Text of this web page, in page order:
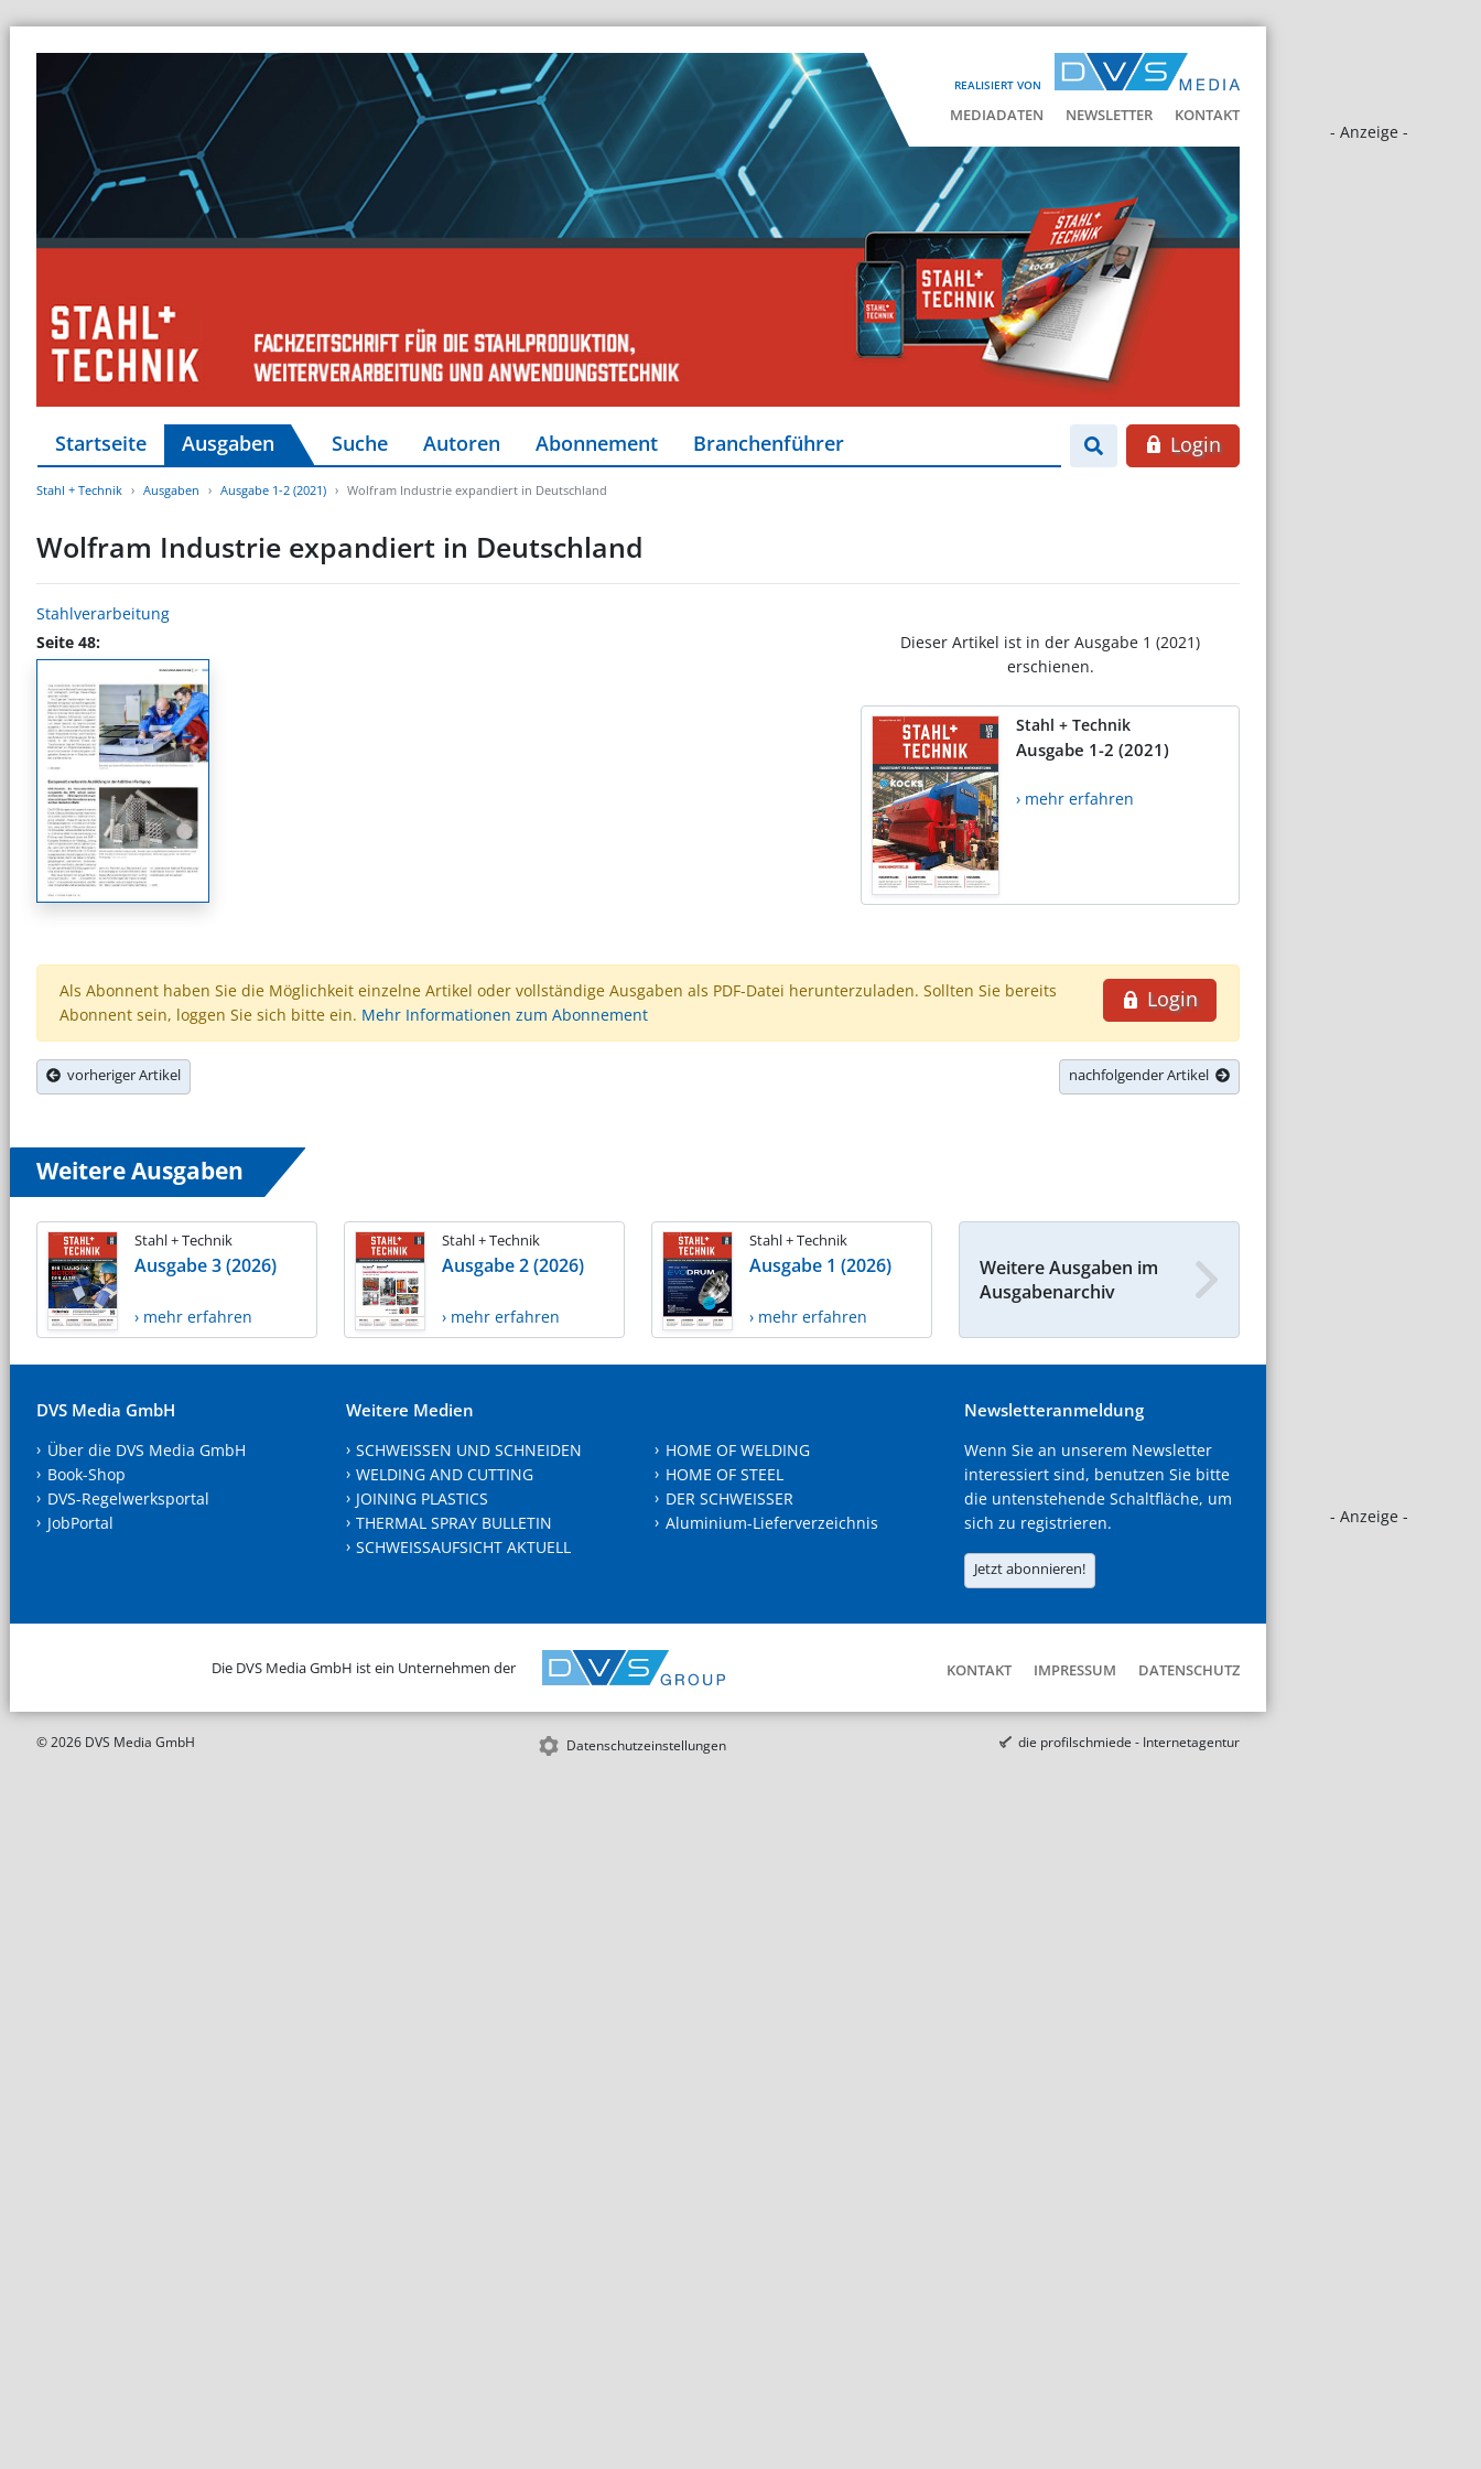
REALISIERT VON
MEDIADATEN NEWSLETTER KONTAKT
- Anzeige -
- Anzeige -
Startseite Ausgaben Suche Autoren Abonnement Branchenführer Login
Stahl + Technik Ausgaben Ausgabe 1-2 (2021) Wolfram Industrie expandiert in Deutschland
Wolfram Industrie expandiert in Deutschland
Stahlverarbeitung
Seite 48:
Dieser Artikel ist in der Ausgabe 1 (2021)
erschienen.
Stahl + Technik
Ausgabe 1-2 (2021)
› mehr erfahren
Login
Als Abonnent haben Sie die Möglichkeit einzelne Artikel oder vollständige Ausgaben als PDF-Datei herunterzuladen. Sollten Sie bereits
Abonnent sein, loggen Sie sich bitte ein. Mehr Informationen zum Abonnement
vorheriger Artikel nachfolgender Artikel
Weitere Ausgaben
Stahl + Technik
Ausgabe 3 (2026)
› mehr erfahren
Stahl + Technik
Ausgabe 2 (2026)
› mehr erfahren
Stahl + Technik
Ausgabe 1 (2026)
› mehr erfahren
Weitere Ausgaben im
Ausgabenarchiv
DVS Media GmbH
Über die DVS Media GmbH
Book-Shop
DVS-Regelwerksportal
JobPortal
Weitere Medien
SCHWEISSEN UND SCHNEIDEN
WELDING AND CUTTING
JOINING PLASTICS
THERMAL SPRAY BULLETIN
SCHWEISSAUFSICHT AKTUELL
HOME OF WELDING
HOME OF STEEL
DER SCHWEISSER
Aluminium-Lieferverzeichnis
Newsletteranmeldung
Wenn Sie an unserem Newsletter
interessiert sind, benutzen Sie bitte
die untenstehende Schaltfläche, um
sich zu registrieren.
Jetzt abonnieren!
Die DVS Media GmbH ist ein Unternehmen der KONTAKT IMPRESSUM DATENSCHUTZ
© 2026 DVS Media GmbH Datenschutzeinstellungen die profilschmiede - Internetagentur